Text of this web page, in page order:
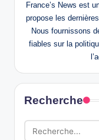
France’s News est
propose les
Nous fournissons
fiables sur la
Recherche